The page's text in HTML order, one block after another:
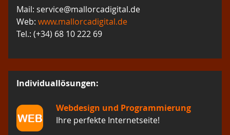
Mail: service@mallorcadigital.de
Web: www.mallorcadigital.de
Tel.: (+34) 68 10 222 69
Individuallösungen:
Webdesign und Programmierung
Ihre perfekte Internetseite!